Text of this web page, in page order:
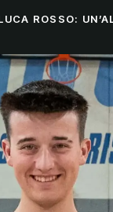
ROSSO: